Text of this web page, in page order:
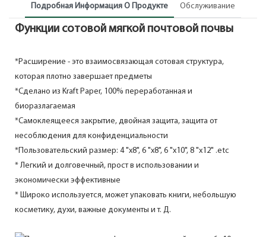
Подробная Информация О Продукте Обслуживание
Функции сотовой мягкой почтовой почвы
*Расширение - это взаимосвязающая сотовая структура,
которая плотно завершает предметы
*Сделано из Kraft Paper, 100% переработанная и
биоразлагаемая
*Самоклеящееся закрытие, двойная защита, защита от
несоблюдения для конфиденциальности
*Пользовательский размер: 4 "x8", 6 "x8", 6 "x10", 8 "x12" .etc
* Легкий и долговечный, прост в использовании и
экономически эффективные
* Широко используется, может упаковать книги, небольшую
косметику, духи, важные документы и т. Д.